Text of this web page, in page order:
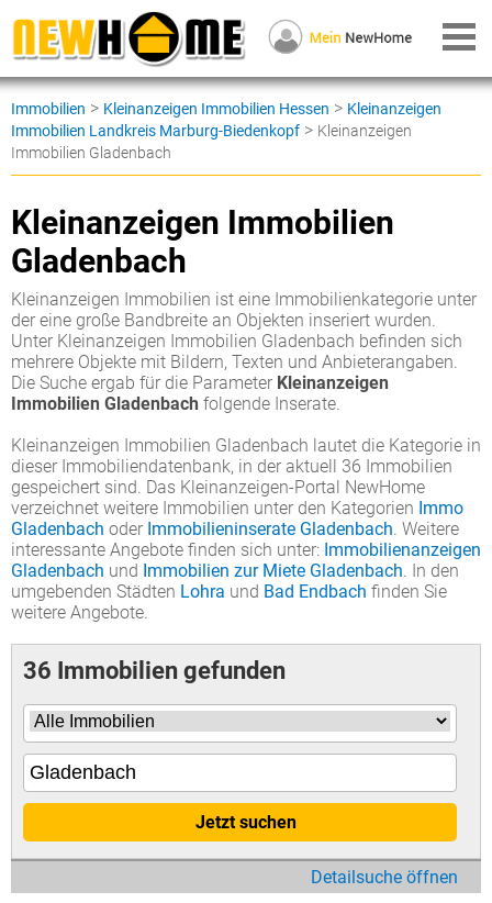
Immobilien > Kleinanzeigen Immobilien Hessen > Kleinanzeigen
Immobilien Landkreis Marburg-Biedenkopf > Kleinanzeigen
Immobilien Gladenbach
Kleinanzeigen Immobilien
Gladenbach
Kleinanzeigen Immobilien ist eine Immobilienkategorie unter
der eine große Bandbreite an Objekten inseriert wurden.
Unter Kleinanzeigen Immobilien Gladenbach befinden sich
mehrere Objekte mit Bildern, Texten und Anbieterangaben.
Die Suche ergab für die Parameter Kleinanzeigen
Immobilien Gladenbach folgende Inserate.
Kleinanzeigen Immobilien Gladenbach lautet die Kategorie in
dieser Immobiliendatenbank, in der aktuell 36 Immobilien
gespeichert sind. Das Kleinanzeigen-Portal NewHome
verzeichnet weitere Immobilien unter den Kategorien Immo
Gladenbach oder Immobilieninserate Gladenbach. Weitere
interessante Angebote finden sich unter: Immobilienanzeigen
Gladenbach und Immobilien zur Miete Gladenbach. In den
umgebenden Städten Lohra und Bad Endbach finden Sie
weitere Angebote.
36 Immobilien gefunden
Jetzt suchen
Detailsuche öffnen